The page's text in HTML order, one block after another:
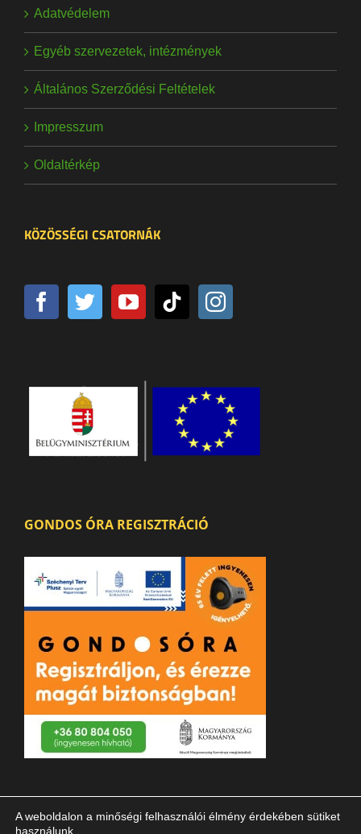
Adatvédelem
Egyéb szervezetek, intézmények
Általános Szerződési Feltételek
Impresszum
Oldaltérkép
KÖZÖSSÉGI CSATORNÁK
GONDOS ÓRA REGISZTRÁCIÓ
A weboldalon a minőségi felhasználói élmény érdekében sütiket
használunk.